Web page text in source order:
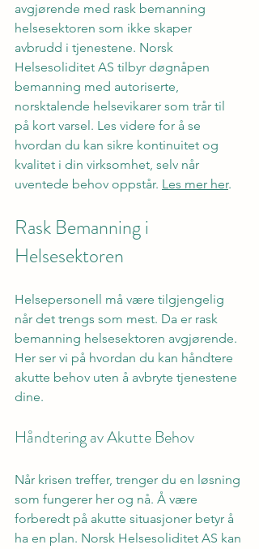
avgjørende med rask bemanning
helsesektoren som ikke skaper
avbrudd i tjenestene. Norsk
Helsesoliditet AS tilbyr døgnåpen
bemanning med autoriserte,
norsktalende helsevikarer som trår til
på kort varsel. Les videre for å se
hvordan du kan sikre kontinuitet og
kvalitet i din virksomhet, selv når
uventede behov oppstår. Les mer her.
Rask Bemanning i
Helsesektoren
Helsepersonell må være tilgjengelig
når det trengs som mest. Da er rask
bemanning helsesektoren avgjørende.
Her ser vi på hvordan du kan håndtere
akutte behov uten å avbryte tjenestene
dine.
Håndtering av Akutte Behov
Når krisen treffer, trenger du en løsning
som fungerer her og nå. Å være
forberedt på akutte situasjoner betyr å
ha en plan. Norsk Helsesoliditet AS kan